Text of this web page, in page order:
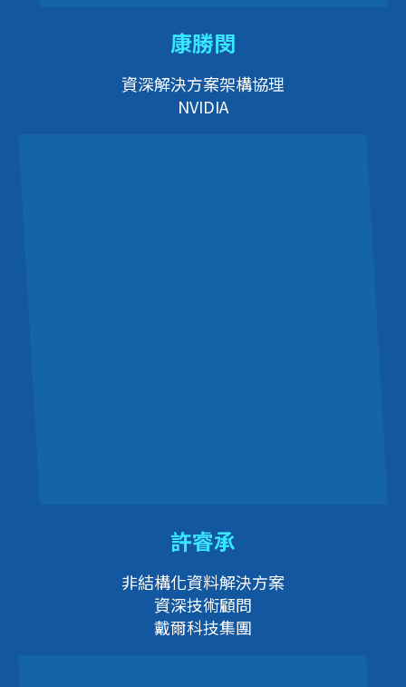
康勝閔
資深解決方案架構協理
NVIDIA
許睿承
非結構化資料解決方案
資深技術顧問
戴爾科技集團